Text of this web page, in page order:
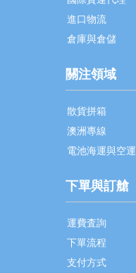
進口物流
倉庫與倉儲
關注領域
散貨拼箱
澳洲專線
電池海運與空運
下單與訂艙
運費査詢
下單流程
支付方式